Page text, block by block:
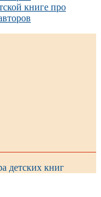
книге про
детских книг